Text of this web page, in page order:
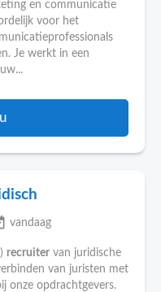
en communicatie
voor het
Je werkt in een
vandaag
recruiter van juridische
van juristen met
onze opdrachtgevers.